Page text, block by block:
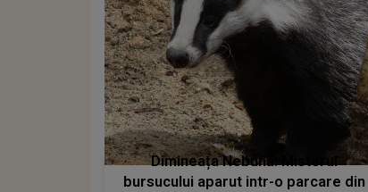
Dimineața Nebună. Misterul
bursucului aparut intr-o parcare din